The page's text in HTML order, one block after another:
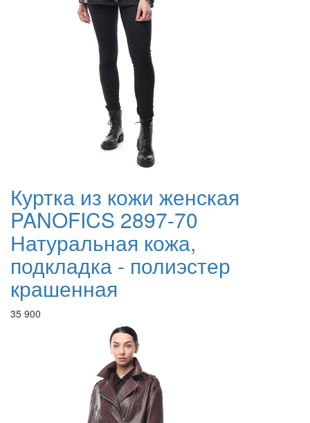
Куртка из кожи женская
PANOFICS 2897-70
Натуральная кожа,
подкладка - полиэстер
крашенная
35 900